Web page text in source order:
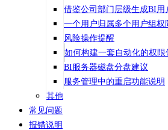
借鉴公司部门层级生成BI用
一个用户归属多个用户组权
风险操作提醒
如何构建一套自动化的权限
BI服务器磁盘分盘建议
服务管理中的重启功能说明
其他
常见问题
报错说明